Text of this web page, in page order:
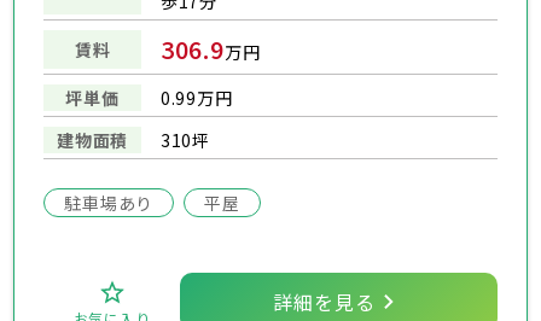
賃料
306.9万円
坪単価
0.99万円
建物面積
310坪
駐車場あり 平屋
詳細を見る